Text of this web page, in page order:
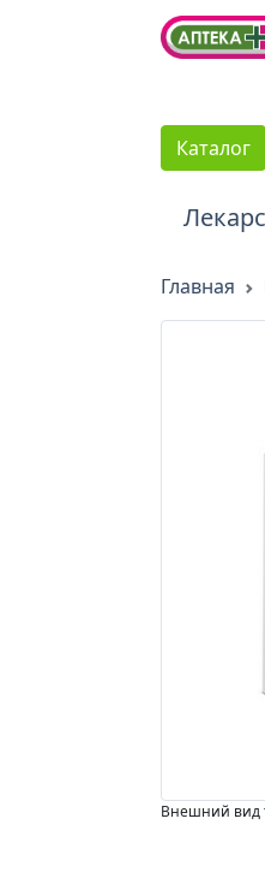
2. Вставьте этот код
Каталог
Главная
Внешний вид